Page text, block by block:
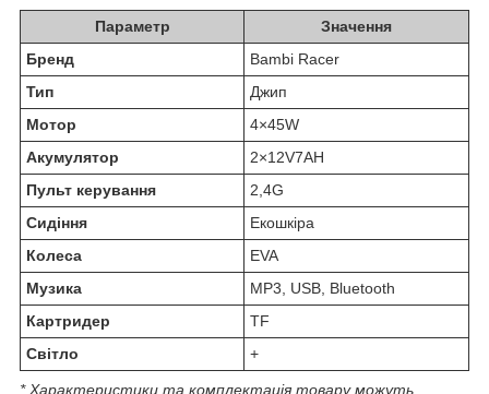
Параметр
Значення
Бренд
Bambi Racer
Тип
Джип
Мотор
4×45W
Акумулятор
2×12V7AH
Пульт керування
2,4G
Сидіння
Екошкіра
Колеса
EVA
Музика
MP3, USB, Bluetooth
Картридер
TF
Світло
+
* Характеристики та комплектація товару можуть